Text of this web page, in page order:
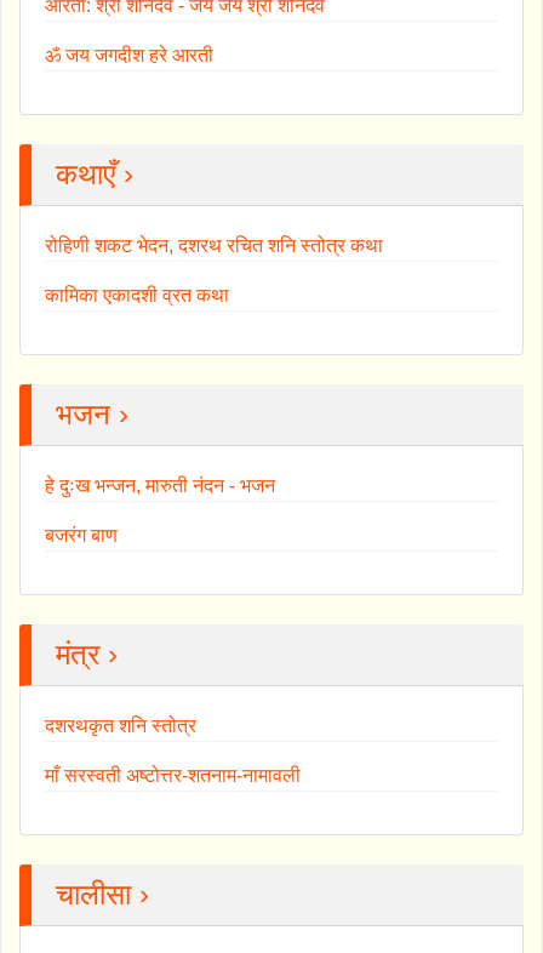
आरती: श्री शनिदेव - जय जय श्री शनिदेव
ॐ जय जगदीश हरे आरती
कथाएँ ›
रोहिणी शकट भेदन, दशरथ रचित शनि स्तोत्र कथा
कामिका एकादशी व्रत कथा
भजन ›
हे दुःख भन्जन, मारुती नंदन - भजन
बजरंग बाण
मंत्र ›
दशरथकृत शनि स्तोत्र
माँ सरस्वती अष्टोत्तर-शतनाम-नामावली
चालीसा ›